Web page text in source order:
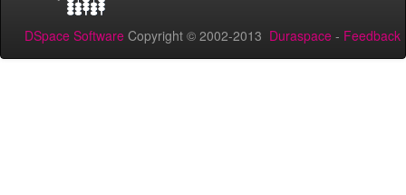
DSpace Software Copyright © 2002-2013 Duraspace - Feedback